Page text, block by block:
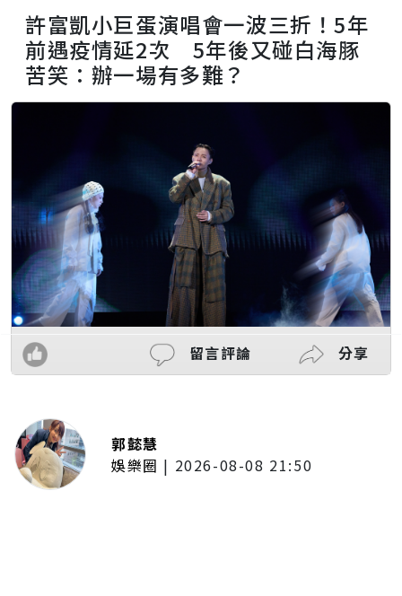
許富凱小巨蛋演唱會一波三折！5年
前遇疫情延2次 5年後又碰白海豚
苦笑：辦一場有多難？
留言評論 分享
郭懿慧
娛樂圈 | 2026-08-08 21:50